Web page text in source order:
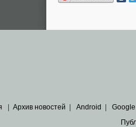
| Архив новостей | Android | Google